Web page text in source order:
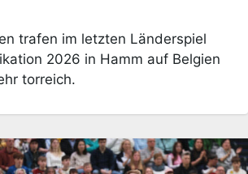
trafen im letzten Länderspiel
2026 in Hamm auf Belgien
torreich.